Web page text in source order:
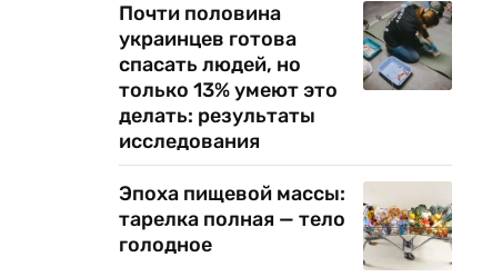
Почти половина
украинцев готова
спасать людей, но
только 13% умеют это
делать: результаты
исследования
Эпоха пищевой массы:
тарелка полная — тело
голодное